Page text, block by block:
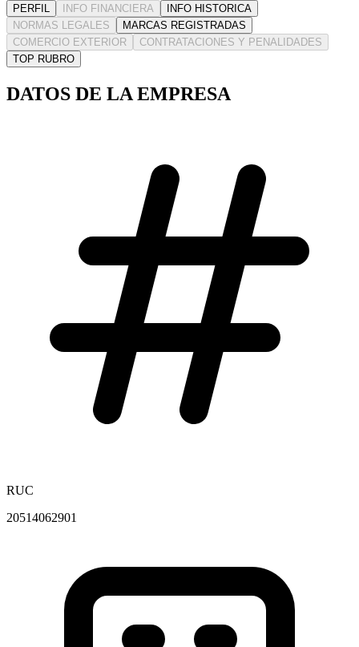
PERFIL INFO FINANCIERA
INFO HISTORICA
NORMAS LEGALES
MARCAS REGISTRADAS
COMERCIO EXTERIOR
CONTRATACIONES Y PENALIDADES
TOP RUBRO
DATOS DE LA EMPRESA
RUC
20514062901